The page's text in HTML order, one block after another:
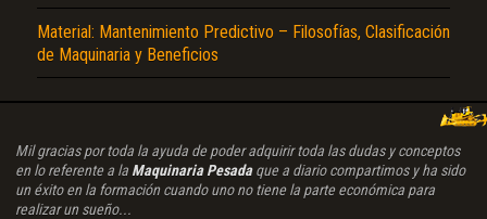
Material: Mantenimiento Predictivo – Filosofías, Clasificación
de Maquinaria y Beneficios
Mil gracias por toda la ayuda de poder adquirir toda las dudas y conceptos
en lo referente a la Maquinaria Pesadaque a diario compartimos y ha sido
un éxito en la formación cuando uno no tiene la parte económica para
realizar un sueño...